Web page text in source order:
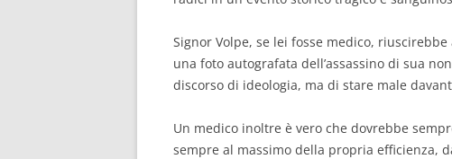
Signor Volpe, se lei fosse medico,
una foto autografata dell’assassino di sua
discorso di ideologia, ma di stare male
Un medico inoltre è vero che dovrebbe
sempre al massimo della propria efficienza,